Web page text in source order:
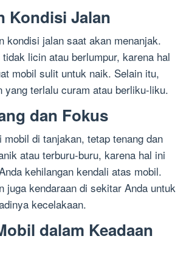
Kondisi Jalan
kondisi jalan saat akan menanjak.
licin atau berlumpur, karena hal
mobil sulit untuk naik. Selain itu,
yang terlalu curam atau berliku-liku.
dan Fokus
mobil di tanjakan, tetap tenang dan
atau terburu-buru, karena hal ini
kehilangan kendali atas mobil.
juga kendaraan di sekitar Anda untuk
kecelakaan.
dalam Keadaan